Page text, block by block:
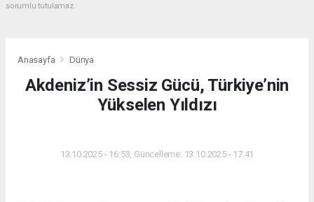
sorumlu tutulamaz.
Anasayfa Dünya
Akdeniz’in Sessiz Gücü, Türkiye’nin
Yükselen Yıldızı
13.10.2025 - 16:53, Güncelleme: 13.10.2025 - 17:41